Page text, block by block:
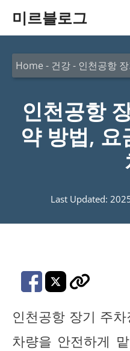
미르블로그
Home - 건강- 인천공항 장기
인천공항
약 방법, 요
Last Updated:
인천공항 장기 주
차량을 안전하게